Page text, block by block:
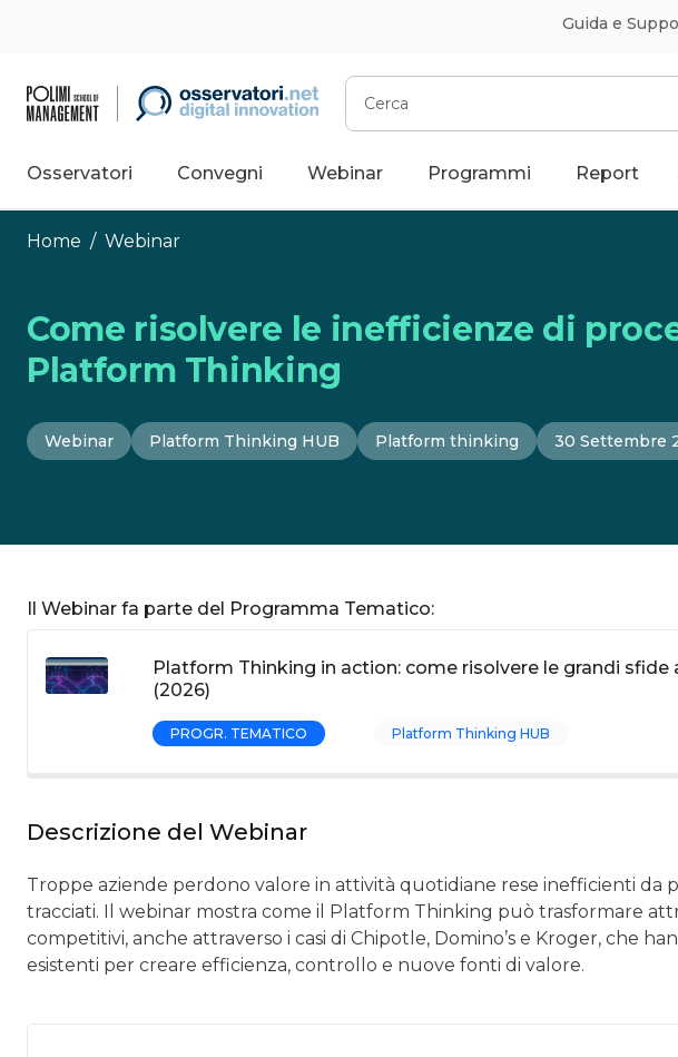
Guida e
Cerca
Osservatori Convegni Webinar Programmi Report
Home / Webinar
Come risolvere le inefficienze di
Platform Thinking
Webinar Platform Thinking HUB Platform thinking 30 Settembre
Il Webinar fa parte del Programma Tematico:
Platform Thinking in action: come risolvere le grandi sfide
(2026)
PROGR. TEMATICO Platform Thinking HUB
Descrizione del Webinar
Troppe aziende perdono valore in attività quotidiane rese inefficienti da
tracciati. Il webinar mostra come il Platform Thinking può trasformare
competitivi, anche attraverso i casi di Chipotle, Domino’s e Kroger, che
esistenti per creare efficienza, controllo e nuove fonti di valore.